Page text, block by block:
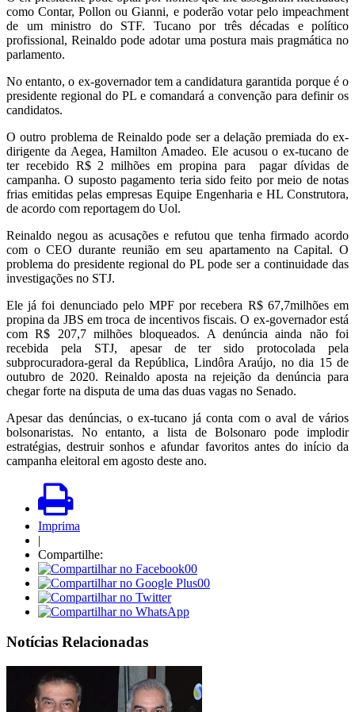
como Contar, Pollon ou Gianni, e poderão votar pelo impeachment
de um ministro do STF. Tucano por três décadas e político
profissional, Reinaldo pode adotar uma postura mais pragmática no
parlamento.
No entanto, o ex-governador tem a candidatura garantida porque é o
presidente regional do PL e comandará a convenção para definir os
candidatos.
O outro problema de Reinaldo pode ser a delação premiada do ex-
dirigente da Aegea, Hamilton Amadeo. Ele acusou o ex-tucano de
ter recebido R$ 2 milhões em propina para pagar dívidas de
campanha. O suposto pagamento teria sido feito por meio de notas
frias emitidas pelas empresas Equipe Engenharia e HL Construtora,
de acordo com reportagem do Uol.
Reinaldo negou as acusações e refutou que tenha firmado acordo
com o CEO durante reunião em seu apartamento na Capital. O
problema do presidente regional do PL pode ser a continuidade das
investigações no STJ.
Ele já foi denunciado pelo MPF por recebera R$ 67,7milhões em
propina da JBS em troca de incentivos fiscais. O ex-governador está
com R$ 207,7 milhões bloqueados. A denúncia ainda não foi
recebida pela STJ, apesar de ter sido protocolada pela
subprocuradora-geral da República, Lindôra Araújo, no dia 15 de
outubro de 2020. Reinaldo aposta na rejeição da denúncia para
chegar forte na disputa de uma das duas vagas no Senado.
Apesar das denúncias, o ex-tucano já conta com o aval de vários
bolsonaristas. No entanto, a lista de Bolsonaro pode implodir
estratégias, destruir sonhos e afundar favoritos antes do início da
campanha eleitoral em agosto deste ano.
Imprima
|
Compartilhe:
00
00
Notícias Relacionadas